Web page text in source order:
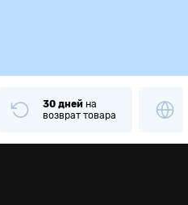
30 дней на
возврат товара